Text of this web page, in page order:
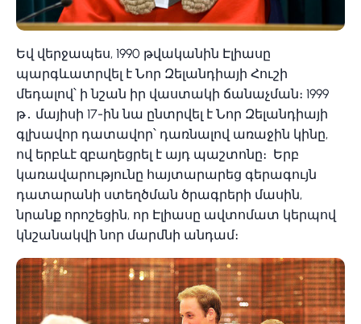
Եվ վերջապես, 1990 թվականին Էլիասը
պարգևատրվել է Նոր Զելանդիայի Հուշի
մեդալով՝ ի նշան իր վաստակի ճանաչման։ 1999
թ․ մայիսի 17-ին նա ընտրվել է Նոր Զելանդիայի
գլխավոր դատավոր՝ դառնալով առաջին կինը,
ով երբևէ զբաղեցրել է այդ պաշտոնը։ Երբ
կառավարությունը հայտարարեց գերագույն
դատարանի ստեղծման ծրագրերի մասին,
նրանք որոշեցին, որ Էլիասը ավտոմատ կերպով
կնշանակվի նոր մարմնի անդամ։